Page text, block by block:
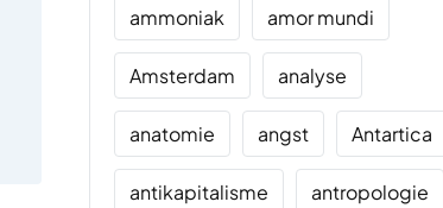
ammoniak amor mundi
Amsterdam analyse
anatomie angst Antartica
antikapitalisme antropologie